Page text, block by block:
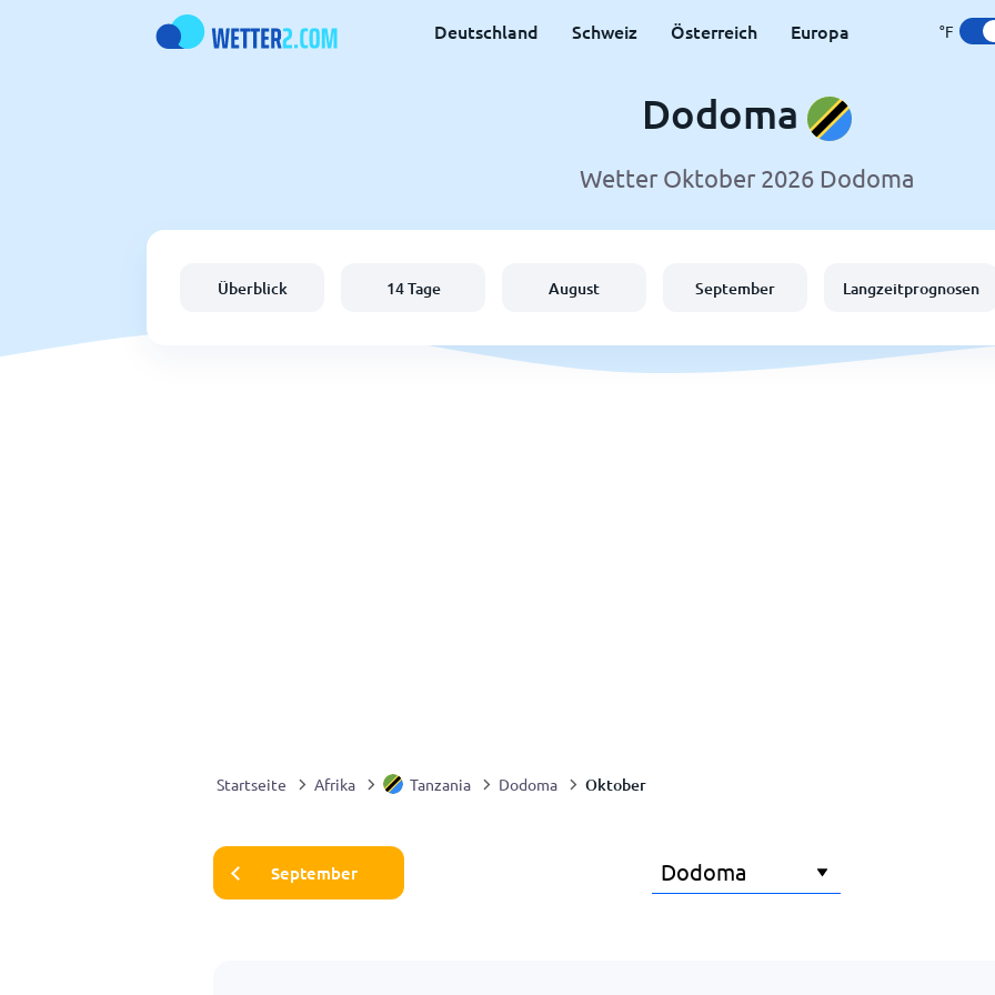
Deutschland Schweiz Österreich Europa °F
Dodoma
Wetter Oktober 2026 Dodoma
Überblick 14 Tage August September Langzeitprognosen
Startseite Afrika Tanzania Dodoma Oktober
September